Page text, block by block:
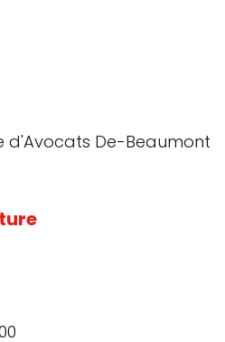
d'Avocats De-Beaumont